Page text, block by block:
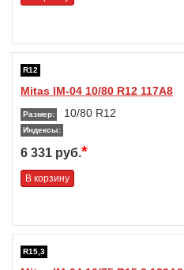
R12
Mitas IM-04 10/80 R12 117A8
Размер: 10/80 R12
Индексы:
6 331 руб.*
В корзину
R15,3